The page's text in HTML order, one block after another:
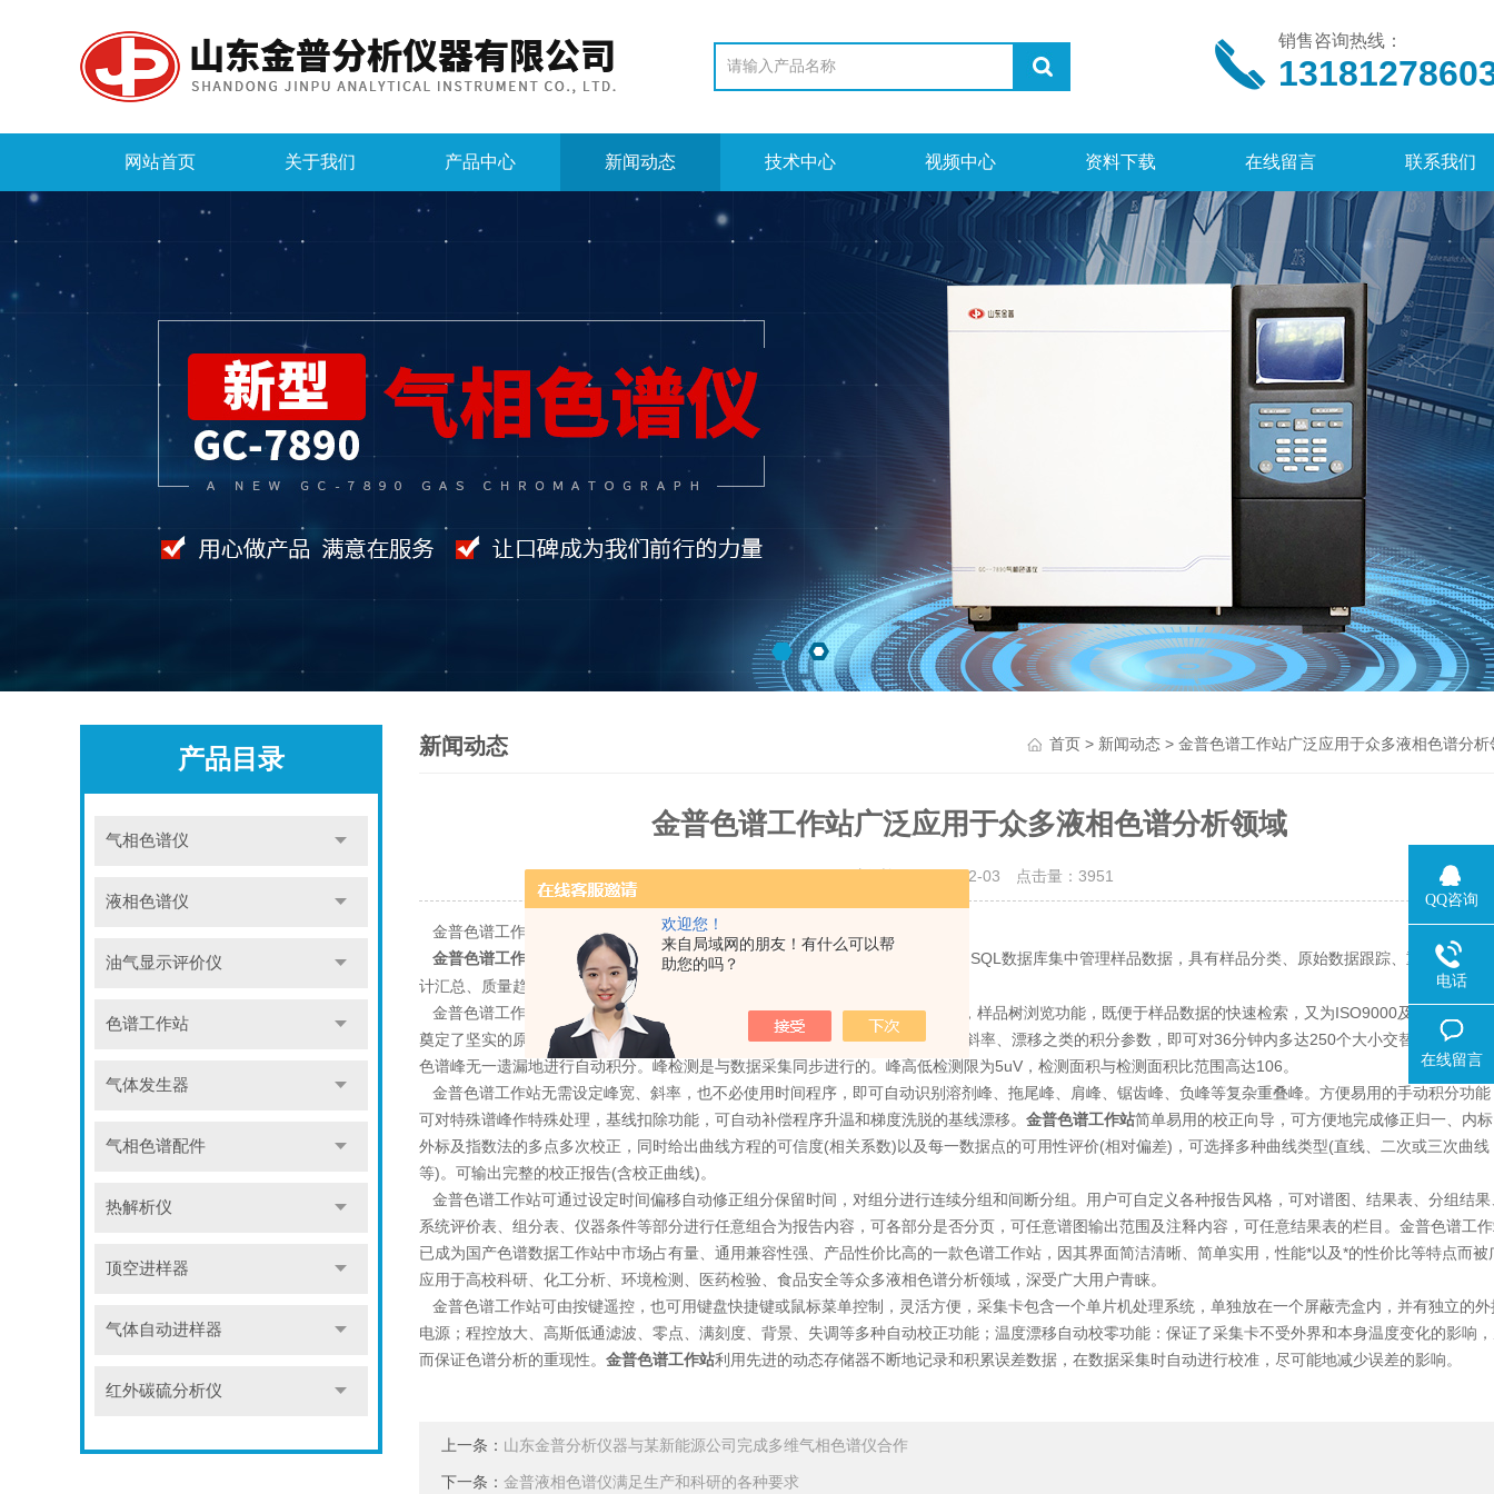
欢迎您！
来自局域网的朋友！有什么可以帮
助您的吗？
销售咨询热线：
网站首页 关于我们 产品中心 新闻动态 技术中心 视频中心 资料下载 在线留言 联系我们
产品目录
气相色谱仪
液相色谱仪
油气显示评价仪
色谱工作站
气体发生器
气相色谱配件
热解析仪
顶空进样器
气体自动进样器
红外碳硫分析仪
新闻动态 首页 > 新闻动态 > 金普色谱工作站广泛应用于众多液相色谱分析
金普色谱工作站广泛应用于众多液相色谱分析领域
更新时间：2018-12-03 点击量：3951
金普色谱工作站广泛应用于众多液相色谱分析领域
金普色谱工作站
适用于气相、液相和离子色谱分析，可处理4路色谱信号，采用SQL数据库集中管理样品数据，具有样品分类、原始数据跟踪、重复性分析
计汇总、质量趋势分析等实验室信息管理系统功能。
金普色谱工作站操作界面是依据色谱分析的实际工作流程而组织的，简洁易用，样品树浏览功能，既便于样品数据的快速检索，又为ISO9000及GLP/GMP
奠定了坚实的原始数据基础，进样过程中如出现Windows死机，无需设定峰宽、斜率、漂移之类的积分参数，即可对36分钟内多达250个大小交替的高速毛
色谱峰无一遗漏地进行自动积分。峰检测是与数据采集同步进行的。峰高低检测限为5uV，检测面积与检测面积比范围高达106。
金普色谱工作站无需设定峰宽、斜率，也不必使用时间程序，即可自动识别溶剂峰、拖尾峰、肩峰、锯齿峰、负峰等复杂重叠峰。方便易用的手动积分功能
可对特殊谱峰作特殊处理，基线扣除功能，可自动补偿程序升温和梯度洗脱的基线漂移。 金普色谱工作站简单易用的校正向导，可方便地完成修正归一、内
外标及指数法的多点多次校正，同时给出曲线方程的可信度(相关系数)以及每一数据点的可用性评价(相对偏差)，可选择多种曲线类型(直线、二次或三次曲线
等)。可输出完整的校正报告(含校正曲线)。
金普色谱工作站可通过设定时间偏移自动修正组分保留时间，对组分进行连续分组和间断分组。用户可自定义各种报告风格，可对谱图、结果表、分组结果
系统评价表、组分表、仪器条件等部分进行任意组合为报告内容，可各部分是否分页，可任意谱图输出范围及注释内容，可任意结果表的栏目。金普色谱工
已成为国产色谱数据工作站中市场占有量、通用兼容性强、产品性价比高的一款色谱工作站，因其界面简洁清晰、简单实用，性能*以及*的性价比等特点而被
应用于高校科研、化工分析、环境检测、医药检验、食品安全等众多液相色谱分析领域，深受广大用户青睐。
金普色谱工作站可由按键遥控，也可用键盘快捷键或鼠标菜单控制，灵活方便，采集卡包含一个单片机处理系统，单独放在一个屏蔽壳盒内，并有独立的外
电源；程控放大、高斯低通滤波、零点、满刻度、背景、失调等多种自动校正功能；温度漂移自动校零功能：保证了采集卡不受外界和本身温度变化的影响
而保证色谱分析的重现性。 金普色谱工作站利用先进的动态存储器不断地记录和积累误差数据，在数据采集时自动进行校准，尽可能地减少误差的影响。
上一条： 山东金普分析仪器与某新能源公司完成多维气相色谱仪合作
下一条： 金普液相色谱仪满足生产和科研的各种要求
QQ咨询
电话
在线留言